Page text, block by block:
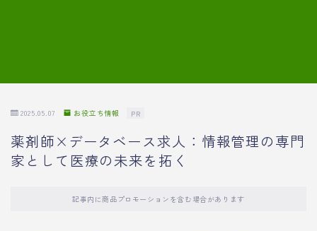
2025.05.07 お役立ち情報 PR
薬剤師×データベース求人：情報管理の専門
家として医療の未来を拓く
記事内に商品プロモーションを含む場合があります